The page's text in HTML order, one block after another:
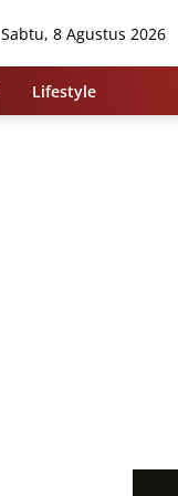
Sabtu, 8 Agustus 2026
Lifestyle